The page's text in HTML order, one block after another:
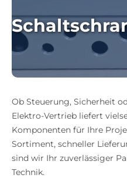
Ob Steuerung, Sicherheit
Elektro-Vertrieb liefert
Komponenten für Ihre
Sortiment, schneller
sind wir Ihr zuverlässiger
Technik.